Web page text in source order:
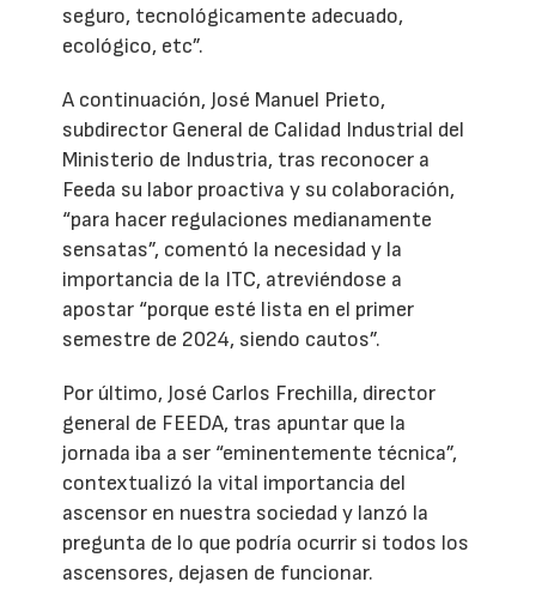
seguro, tecnológicamente adecuado,
ecológico, etc”.
A continuación, José Manuel Prieto,
subdirector General de Calidad Industrial del
Ministerio de Industria, tras reconocer a
Feeda su labor proactiva y su colaboración,
“para hacer regulaciones medianamente
sensatas”, comentó la necesidad y la
importancia de la ITC, atreviéndose a
apostar “porque esté lista en el primer
semestre de 2024, siendo cautos”.
Por último, José Carlos Frechilla, director
general de FEEDA, tras apuntar que la
jornada iba a ser “eminentemente técnica”,
contextualizó la vital importancia del
ascensor en nuestra sociedad y lanzó la
pregunta de lo que podría ocurrir si todos los
ascensores, dejasen de funcionar.